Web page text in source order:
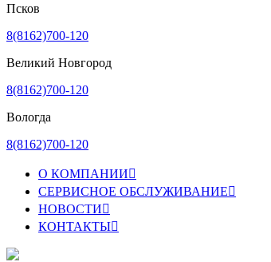
Псков
8(8162)700-120
Великий Новгород
8(8162)700-120
Вологда
8(8162)700-120
О КОМПАНИИ
СЕРВИСНОЕ ОБСЛУЖИВАНИЕ
НОВОСТИ
КОНТАКТЫ